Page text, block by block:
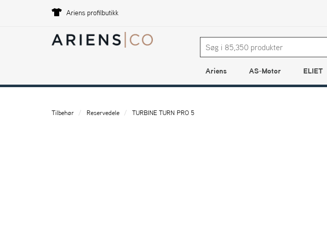
Ariens profilbutikk
Ariens AS-Motor ELIET
Tilbehør Reservedele TURBINE TURN PRO 5